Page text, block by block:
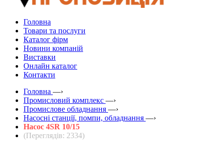
Головна
Товари та послуги
Каталог фірм
Новини компаній
Виставки
Онлайн каталог
Контакти
Головна —›
Промисловий комплекс —›
Промислове обладнання —›
Насосні станції, помпи, обладнання —›
Насос 4SR 10/15
(Переглядів: 2334)